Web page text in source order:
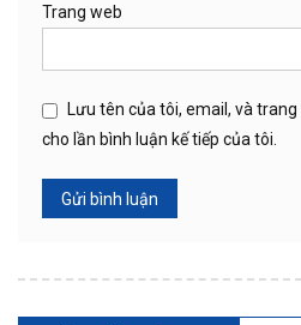
Trang web
Lưu tên của tôi, email, và
cho lần bình luận kế tiếp của tôi.